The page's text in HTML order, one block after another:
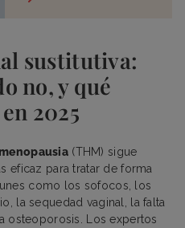
sustitutiva:
no, y qué
2025
(THM) sigue
eficaz para tratar de forma
como los sofocos, los
la sequedad vaginal, la falta
osteoporosis. Los expertos